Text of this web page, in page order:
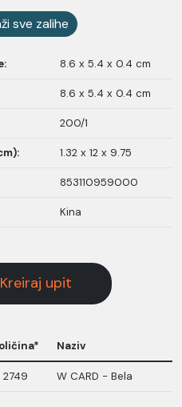
sve zalihe
8.6 x 5.4 x 0.4 cm
8.6 x 5.4 x 0.4 cm
200/1
1.32 x 12 x 9.75
853110959000
Kina
Kreiraj upit
Naziv
2749 W CARD - Bela